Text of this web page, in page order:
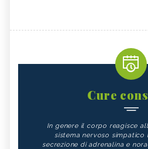
Cure
In genere il corpo reagisce
sistema nervoso
secrezione di adrenalina e